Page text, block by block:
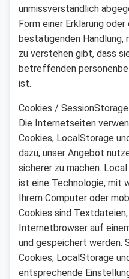
unmissverständlich
Form einer Erklärung
bestätigenden
zu verstehen gibt, dass
betreffenden
ist.
Cookies /
Die Internetseiten
Cookies, LocalStorage
dazu, unser Angebot
sicherer zu machen.
ist eine Technologie, mit
Ihrem Computer oder
Cookies sind
Internetbrowser auf
und gespeichert werden.
Cookies, LocalStorage
entsprechende